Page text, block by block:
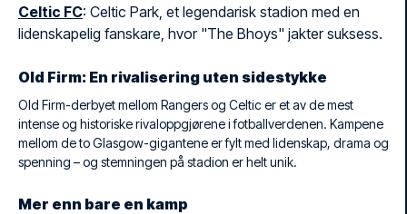
Celtic FC: Celtic Park, et legendarisk stadion med en
lidenskapelig fanskare, hvor "The Bhoys" jakter suksess.
Old Firm: En rivalisering uten sidestykke
Old Firm-derbyet mellom Rangers og Celtic er et av de mest
intense og historiske rivaloppgjørene i fotballverdenen. Kampene
mellom de to Glasgow-gigantene er fylt med lidenskap, drama og
spenning – og stemningen på stadion er helt unik.
Mer enn bare en kamp